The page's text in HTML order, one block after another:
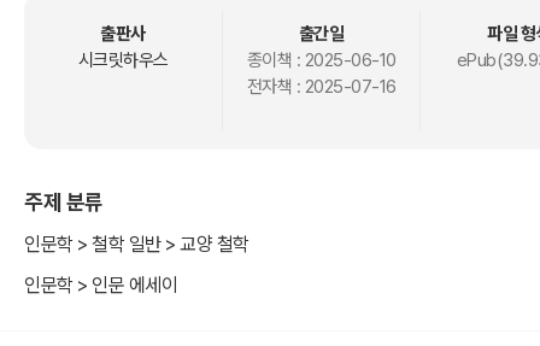
있고, 더 나아가 자신을 넘어서는 초월을 꿈꾸게 만드는 불꽃일 수도
있다. 키케로가 말한 진정한 우정, 니체의 자기 초월, 쇼펜하우어의 일
상의 작은 행복, 이 모두가 인생이라는 외로운 여정 속에서 더 빛나게
출판사
시크릿하우스
출간일
종이책 : 2025-06-10
전자책 : 2025-07-16
파일 형
주제 분류
인문학 > 철학 일반 > 교양 철학
인문학 > 인문 에세이